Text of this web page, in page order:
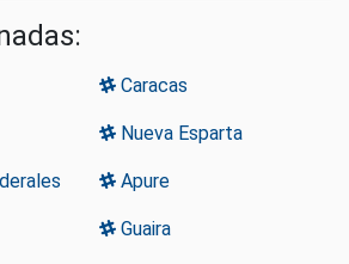
Caracas
Nueva Esparta
Apure
Guaira